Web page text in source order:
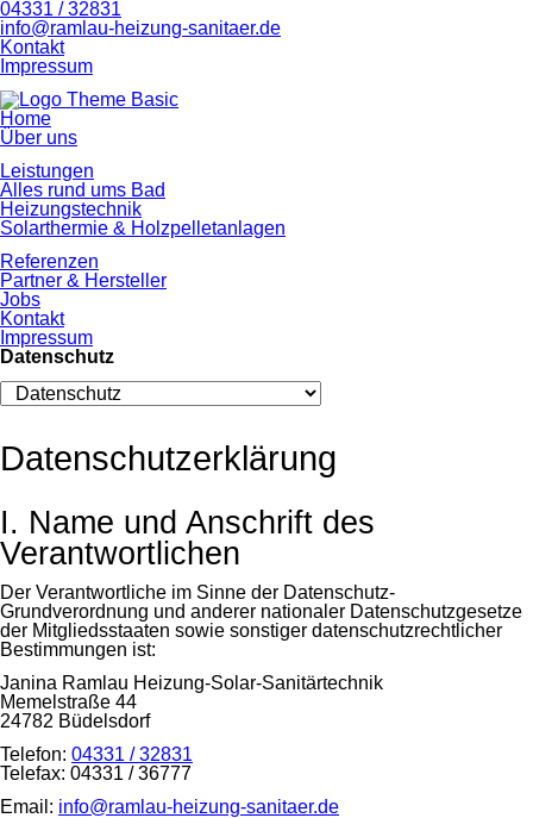
04331 / 32831
info@ramlau-heizung-sanitaer.de
Navigation
überspringen
Kontakt
Impressum
Navigation
überspringen
Home
Über uns
Leistungen
Alles rund ums Bad
Heizungstechnik
Solarthermie & Holzpelletanlagen
Referenzen
Partner & Hersteller
Jobs
Kontakt
Impressum
Datenschutz
Zielseite
Datenschutzerklärung
I. Name und Anschrift des
Verantwortlichen
Der Verantwortliche im Sinne der Datenschutz-
Grundverordnung und anderer nationaler Datenschutzgesetze
der Mitgliedsstaaten sowie sonstiger datenschutzrechtlicher
Bestimmungen ist:
Janina Ramlau Heizung-Solar-Sanitärtechnik
Memelstraße 44
24782 Büdelsdorf
Telefon: 04331 / 32831
Telefax: 04331 / 36777
Email: info@ramlau-heizung-sanitaer.de